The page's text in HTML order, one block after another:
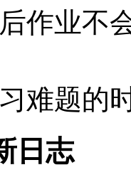
作业不
难题的
日志